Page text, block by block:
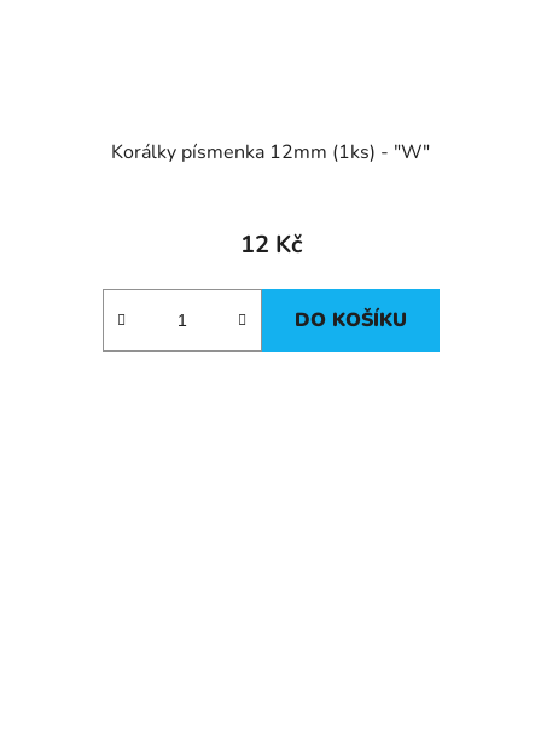
Korálky písmenka 12mm (1ks) - "W"
12 Kč
DO KOŠÍKU